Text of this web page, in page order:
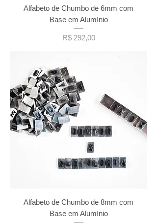
Alfabeto de Chumbo de 6mm com
Base em Alumínio
Preço
R$ 292,00
Alfabeto de Chumbo de 8mm com
Base em Alumínio